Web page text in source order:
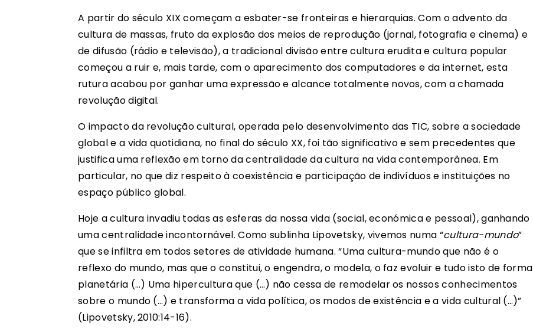
A partir do século XIX começam a esbater-se fronteiras e hierarquias. Com o advento da
cultura de massas, fruto da explosão dos meios de reprodução (jornal, fotografia e cinema) e
de difusão (rádio e televisão), a tradicional divisão entre cultura erudita e cultura popular
começou a ruir e, mais tarde, com o aparecimento dos computadores e da internet, esta
rutura acabou por ganhar uma expressão e alcance totalmente novos, com a chamada
revolução digital.
O impacto da revolução cultural, operada pelo desenvolvimento das TIC, sobre a sociedade
global e a vida quotidiana, no final do século XX, foi tão significativo e sem precedentes que
justifica uma reflexão em torno da centralidade da cultura na vida contemporânea. Em
particular, no que diz respeito à coexistência e participação de indivíduos e instituições no
espaço público global.
Hoje a cultura invadiu todas as esferas da nossa vida (social, económica e pessoal), ganhando
uma centralidade incontornável. Como sublinha Lipovetsky, vivemos numa “cultura-mundo”
que se infiltra em todos setores de atividade humana. “Uma cultura-mundo que não é o
reflexo do mundo, mas que o constitui, o engendra, o modela, o faz evoluir e tudo isto de forma
planetária (…) Uma hipercultura que (…) não cessa de remodelar os nossos conhecimentos
sobre o mundo (…) e transforma a vida política, os modos de existência e a vida cultural (…)”
(Lipovetsky, 2010:14-16).